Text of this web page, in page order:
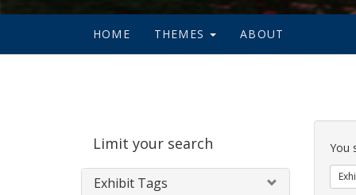
HOME THEMES ABOUT
Limit your search
Exhibit Tags
You